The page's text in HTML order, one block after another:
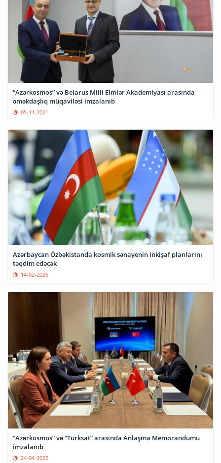
“Azərkosmos” və Belarus Milli Elmlər Akademiyası arasında
əməkdaşlıq müqaviləsi imzalanıb
05-11-2021
Azərbaycan Özbəkistanda kosmik sənayenin inkişaf planlarını
təqdim edəcək
14-02-2026
“Azərkosmos” və “Türksat” arasında Anlaşma Memorandumu
imzalanıb
24-04-2025